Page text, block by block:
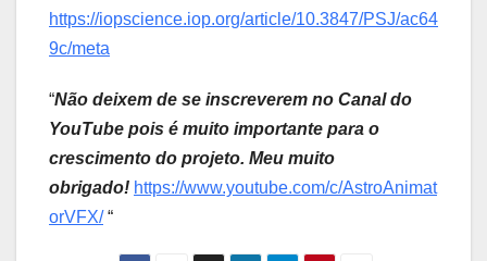
https://iopscience.iop.org/article/10.3847/PSJ/ac64
9c/meta
“Não deixem de se inscreverem no Canal do
YouTube pois é muito importante para o
crescimento do projeto. Meu muito
obrigado! https://www.youtube.com/c/AstroAnimat
orVFX/“